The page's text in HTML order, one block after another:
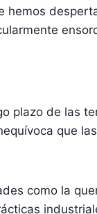
hemos
plazo de las
que
como la